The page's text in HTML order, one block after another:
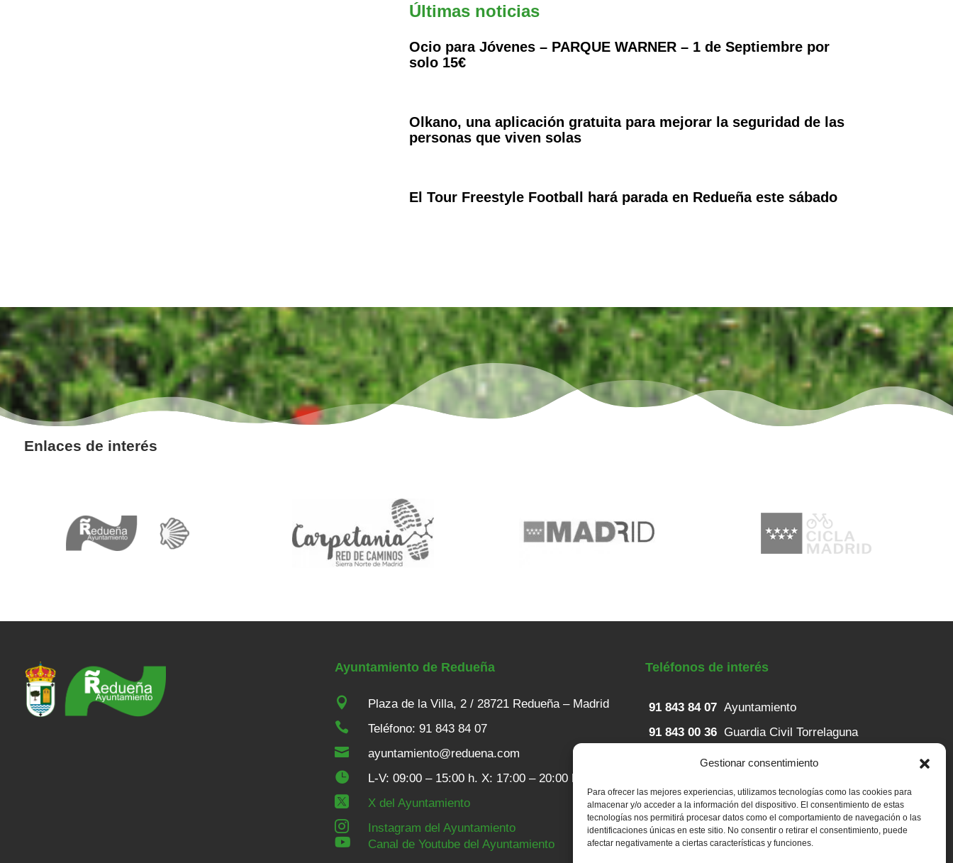
Gestionar consentimiento
Para ofrecer las mejores experiencias, utilizamos tecnologías como las cookies para
almacenar y/o acceder a la información del dispositivo. El consentimiento de estas
tecnologías nos permitirá procesar datos como el comportamiento de navegación o las
identificaciones únicas en este sitio. No consentir o retirar el consentimiento, puede
afectar negativamente a ciertas características y funciones.
Últimas noticias
Ocio para Jóvenes – PARQUE WARNER – 1 de Septiembre por
solo 15€
Olkano, una aplicación gratuita para mejorar la seguridad de las
personas que viven solas
El Tour Freestyle Football hará parada en Redueña este sábado
Enlaces de interés
Ayuntamiento de Redueña
 Plaza de la Villa, 2 / 28721 Redueña – Madrid
 Teléfono: 91 843 84 07
 ayuntamiento@reduena.com
 L-V: 09:00 – 15:00 h. X: 17:00 – 20:00 h
 X del Ayuntamiento
 Instagram del Ayuntamiento
 Canal de Youtube del Ayuntamiento
Teléfonos de interés
91 843 84 07 Ayuntamiento
91 843 00 36 Guardia Civil Torrelaguna
91 843 82 52Casa de Niños
91 843 80 79Centro de salud